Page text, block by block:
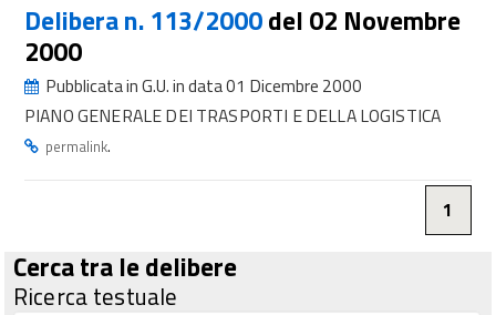
Delibera n. 113/2000del 02 Novembre
2000
Pubblicata in G.U. in data 01 Dicembre 2000
PIANO GENERALE DEI TRASPORTI E DELLA LOGISTICA
permalink.
1
Cerca tra le delibere
Ricerca testuale